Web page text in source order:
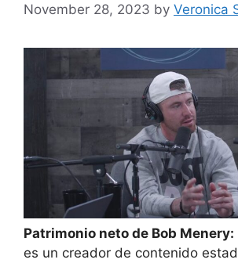
November 28, 2023 by Veronica
Patrimonio neto de Bob Menery:
es un creador de contenido